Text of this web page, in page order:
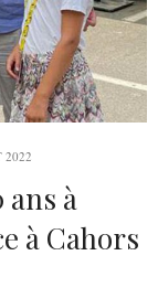
2022
ans à
à Cahors